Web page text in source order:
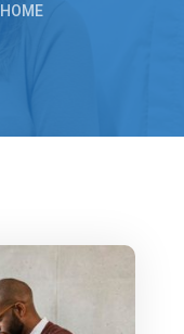
HOME